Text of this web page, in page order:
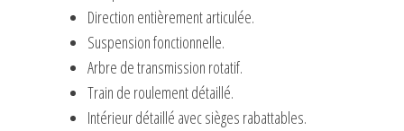
Direction entièrement articulée.
Suspension fonctionnelle.
Arbre de transmission rotatif.
Train de roulement détaillé.
Intérieur détaillé avec sièges rabattables.